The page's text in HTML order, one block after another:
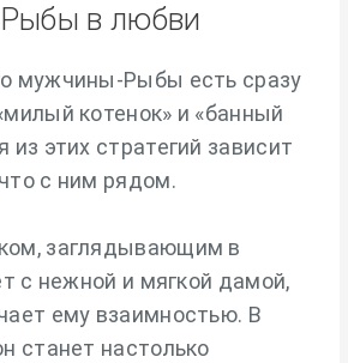
в любви
мужчины-Рыбы есть сразу
котенок» и «банный
этих стратегий зависит
с ним рядом.
заглядывающим в
с нежной и мягкой дамой,
ему взаимностью. В
станет настолько